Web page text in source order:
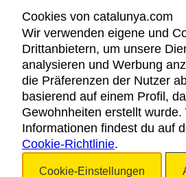
RECHTLICHER
COOKIES
Cookies von catalunya.com
Wir verwenden eigene und
Drittanbietern, um unsere
analysieren und Werbung
die Präferenzen der Nutzer
basierend auf einem Profil,
Gewohnheiten erstellt wurde.
Informationen findest du auf
Cookie-Richtlinie.
Cookie-Einstellungen